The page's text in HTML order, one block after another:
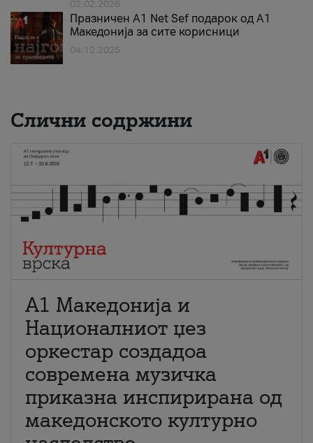
02.02.2026
Празничен A1 Net Sеf подарок од А1
Македонија за сите корисници
04.12.2025
Слични содржини
А1 Македонија и
Националниот џез
оркестар создадоа
современа музичка
приказна инспирирана од
македонското културно